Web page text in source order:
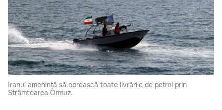
Iranul amenință să oprească toate livrările de petrol prin
Strâmtoarea Ormuz.